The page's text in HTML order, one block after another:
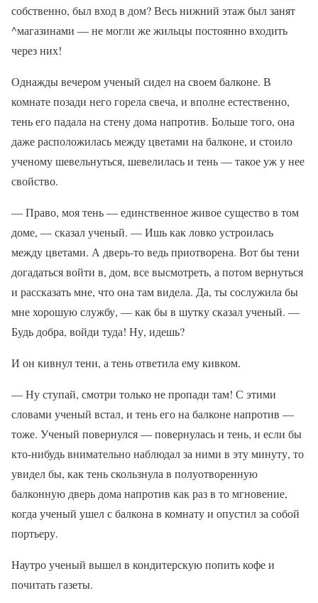
собственно, был вход в дом? Весь нижний этаж был занят
^магазинами — не могли же жильцы постоянно входить
через них!
Однажды вечером ученый сидел на своем балконе. В
комнате позади него горела свеча, и вполне естественно,
тень его падала на стену дома напротив. Больше того, она
даже расположилась между цветами на балконе, и стоило
ученому шевельнуться, шевелилась и тень — такое уж у нее
свойство.
— Право, моя тень — единственное живое существо в том
доме, — сказал ученый. — Ишь как ловко устроилась
между цветами. А дверь-то ведь приотворена. Вот бы тени
догадаться войти в, дом, все высмотреть, а потом вернуться
и рассказать мне, что она там видела. Да, ты сослужила бы
мне хорошую службу, — как бы в шутку сказал ученый. —
Будь добра, войди туда! Ну, идешь?
И он кивнул тени, а тень ответила ему кивком.
— Ну ступай, смотри только не пропади там! С этими
словами ученый встал, и тень его на балконе напротив —
тоже. Ученый повернулся — повернулась и тень, и если бы
кто-нибудь внимательно наблюдал за ними в эту минуту, то
увидел бы, как тень скользнула в полуотворенную
балконную дверь дома напротив как раз в то мгновение,
когда ученый ушел с балкона в комнату и опустил за собой
портьеру.
Наутро ученый вышел в кондитерскую попить кофе и
почитать газеты.